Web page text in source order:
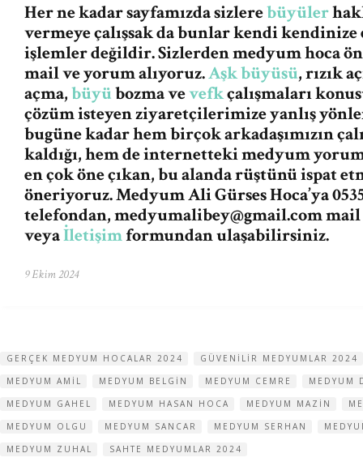
Her ne kadar sayfamızda sizlerebüyüler
vermeye çalışsak da bunlar kendi
işlemler değildir. Sizlerden medyum hoca
mail ve yorum alıyoruz.Aşk büyüsü, rızık
açma,büyübozma vevefkçalışmaları
çözüm isteyen ziyaretçilerimize yanlış
bugüne kadar hem birçok arkadaşımızın
kaldığı, hem de internetteki medyum
en çok öne çıkan, bu alanda rüştünü ispat
öneriyoruz. Medyum Ali Gürses Hoca’ya
telefondan,medyumalibey@gmail.commail
veyaİletişimformundan ulaşabilirsiniz.
9 Ekim 2024
GERÇEK MEDYUM HOCALAR 2024
GÜVENILIR MEDYUMLAR 2024
MEDYUM AMIL
MEDYUM BELGIN MEDYUM CEMRE
MEDYUM
MEDYUM GAHEL
MEDYUM HASAN HOCA MEDYUM MAZIN
MEDYUM OLGU
MEDYUM SANCAR MEDYUM SERHAN
MEDYUM ZUHAL
SAHTE MEDYUMLAR 2024